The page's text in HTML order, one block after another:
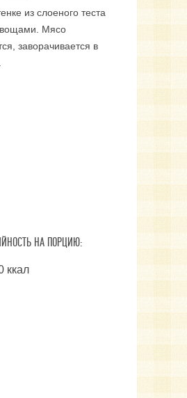
из слоеного теста
Мясо
заворачивается в
НА ПОРЦИЮ:
ккал